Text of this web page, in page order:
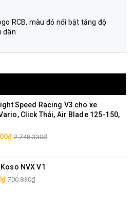
RCB, màu đỏ nổi bật tăng độ
dân
Speed Racing V3 cho xe
Click Thái, Air Blade 125-150,
2.748.330₫
NVX V1
700.830₫